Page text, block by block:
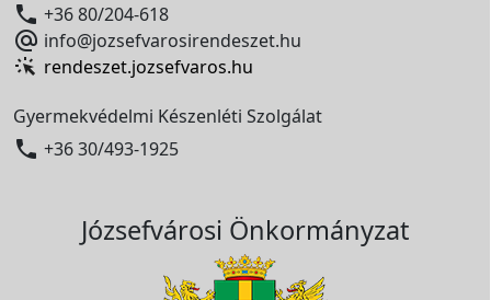
 +36 80/204-618
 info@jozsefvarosirendeszet.hu
rendeszet.jozsefvaros.hu
Gyermekvédelmi Készenléti Szolgálat
 +36 30/493-1925
Józsefvárosi Önkormányzat